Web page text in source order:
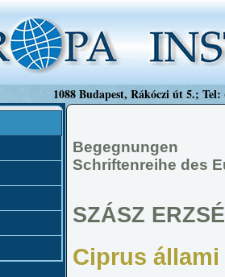
1088 Budapest, Rákóczi út 5.;
Begegnungen
Schriftenreihe des
SZÁSZ
Ciprus